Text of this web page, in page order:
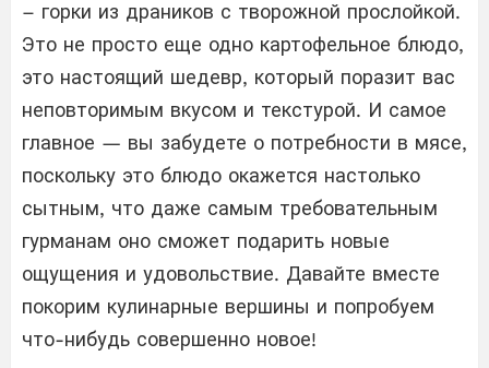
– горки из драников с творожной прослойкой.
Это не просто еще одно картофельное блюдо,
это настоящий шедевр, который поразит вас
неповторимым вкусом и текстурой. И самое
главное — вы забудете о потребности в мясе,
поскольку это блюдо окажется настолько
сытным, что даже самым требовательным
гурманам оно сможет подарить новые
ощущения и удовольствие. Давайте вместе
покорим кулинарные вершины и попробуем
что-нибудь совершенно новое!